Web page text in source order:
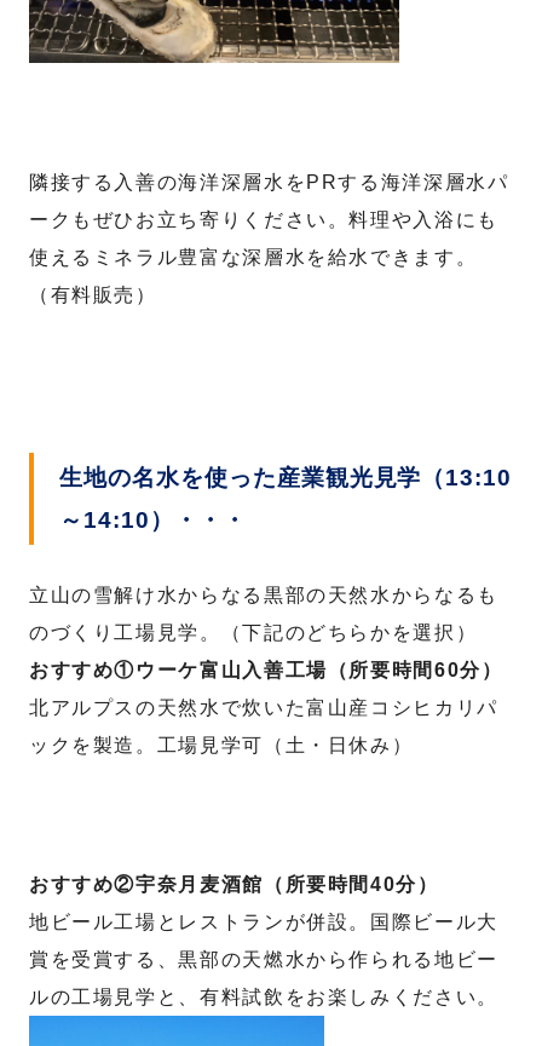
隣接する入善の海洋深層水をPRする海洋深層水パ
ークもぜひお立ち寄りください。料理や入浴にも
使えるミネラル豊富な深層水を給水できます。
（有料販売）
生地の名水を使った産業観光見学（13:10
～14:10）・・・
立山の雪解け水からなる黒部の天然水からなるも
のづくり工場見学。（下記のどちらかを選択）
おすすめ①ウーケ富山入善工場（所要時間60分）
北アルプスの天然水で炊いた富山産コシヒカリパ
ックを製造。工場見学可（土・日休み）
おすすめ②宇奈月麦酒館（所要時間40分）
地ビール工場とレストランが併設。国際ビール大
賞を受賞する、黒部の天燃水から作られる地ビー
ルの工場見学と、有料試飲をお楽しみください。